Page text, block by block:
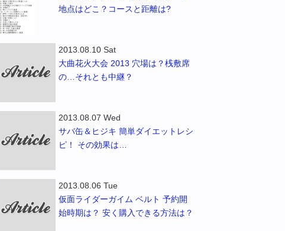
地点はどこ？コースと距離は?
2013.08.10 Sat
大曲花火大会 2013 穴場は？桟敷席
の…それとも中継？
2013.08.07 Wed
サバ缶＆ヒジキ 簡単ダイエットレシ
ピ！ その効果は…
2013.08.06 Tue
仮面ライダーガイム ベルト 予約開
始時期は？ 安く購入できる方法は？